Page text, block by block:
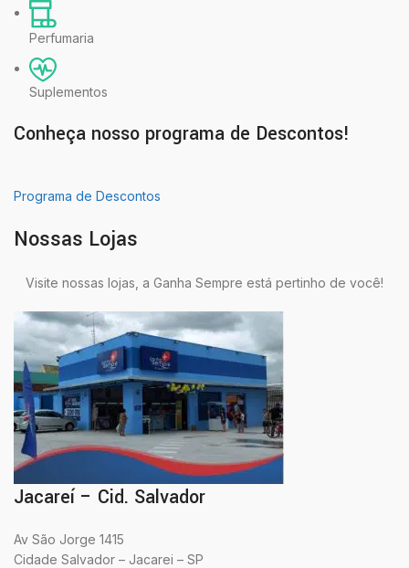
Perfumaria
Suplementos
Conheça nosso programa de Descontos!
Programa de Descontos
Nossas Lojas
Visite nossas lojas, a Ganha Sempre está pertinho de você!
Jacareí – Cid. Salvador
Av São Jorge 1415
Cidade Salvador – Jacarei – SP